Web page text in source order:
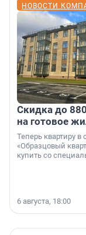
НОВОСТИ
Скидка до
на готовое
Теперь квартиру
«Образцовый
купить со
6 августа, 18:00